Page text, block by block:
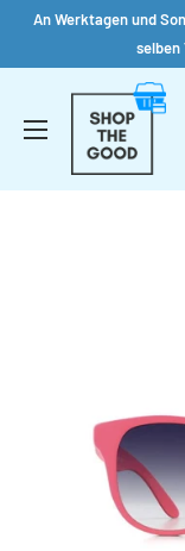
zum
An Werktagen und
selben
Shop
the
Good